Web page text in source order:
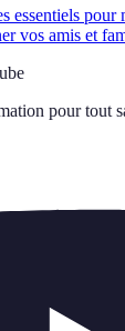
essentiels
vos amis et
pour tout